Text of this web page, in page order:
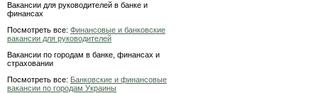
Вакансии для руководителей в банке и
финансах
Посмотреть все: Финансовые и банковские
вакансии для руководителей
Вакансии по городам в банке, финансах и
страховании
Посмотреть все: Банковские и финансовые
вакансии по городам Украины